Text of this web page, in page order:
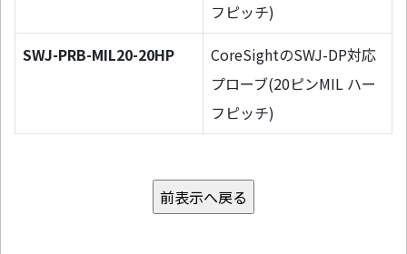
フピッチ)
SWJ-PRB-MIL20-20HP
CoreSightのSWJ-DP対応
プローブ(20ピンMIL ハー
フピッチ)